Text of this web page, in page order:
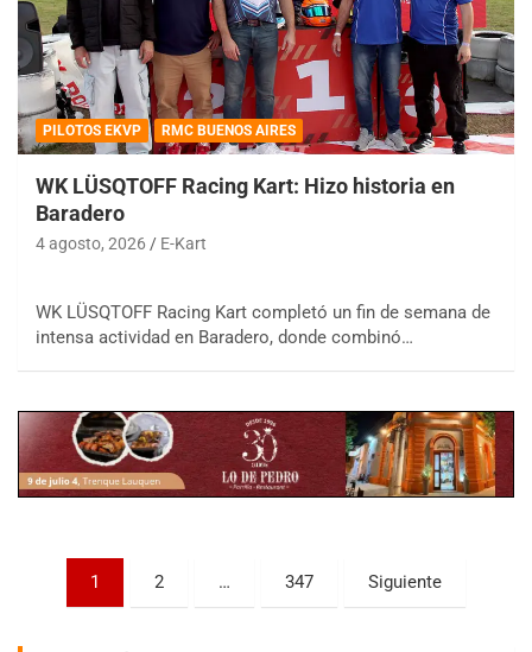
PILOTOS EKVP RMC BUENOS AIRES
WK LÜSQTOFF Racing Kart: Hizo historia en
Baradero
4 agosto, 2026 E-Kart
WK LÜSQTOFF Racing Kart completó un fin de semana de
intensa actividad en Baradero, donde combinó…
Paginación
1 2 … 347 Siguiente
COBERTURA ESPECIAL DE E-KART.COM.AR
08/09-AGO
KDO - F6
Ciudad de Trenque Lauquen (Asfalto)
Trenque Lauquen (Buenos Aires)
Villaguay (Entre Ríos)